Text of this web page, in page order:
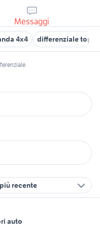
Messaggi
4x4 differenziale
recente
auto